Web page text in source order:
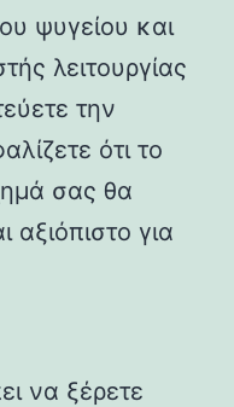
ψυγείου και
λειτουργίας
την
ότι το
σας θα
αξιόπιστο για
να ξέρετε